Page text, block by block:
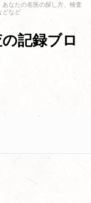
なたの名医の探し方、検査
どなど
記録ブロ